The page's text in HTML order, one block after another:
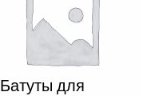
Батуты для